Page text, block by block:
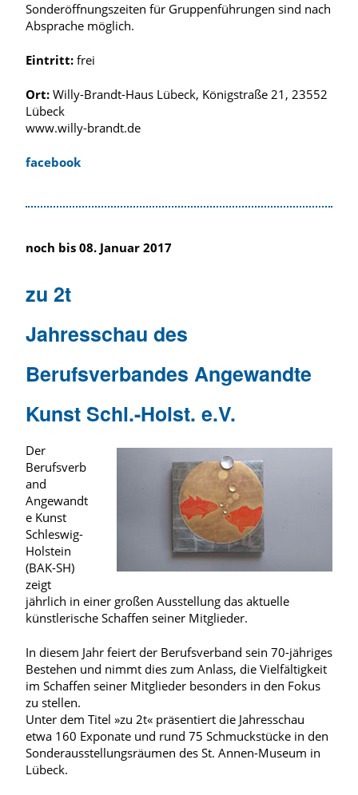
Sonderöffnungszeiten für Gruppenführungen sind nach
Absprache möglich.
Eintritt: frei
Ort: Willy-Brandt-Haus Lübeck, Königstraße 21, 23552
Lübeck
www.willy-brandt.de
facebook
noch bis 08. Januar 2017
zu 2t
Jahresschau des
Berufsverbandes Angewandte
Kunst Schl.-Holst. e.V.
Der
Berufsverb
and
Angewandt
e Kunst
Schleswig-
Holstein
(BAK-SH)
zeigt
jährlich in einer großen Ausstellung das aktuelle
künstlerische Schaffen seiner Mitglieder.
In diesem Jahr feiert der Berufsverband sein 70-jähriges
Bestehen und nimmt dies zum Anlass, die Vielfältigkeit
im Schaffen seiner Mitglieder besonders in den Fokus
zu stellen.
Unter dem Titel »zu 2t« präsentiert die Jahresschau
etwa 160 Exponate und rund 75 Schmuckstücke in den
Sonderausstellungsräumen des St. Annen-Museum in
Lübeck.